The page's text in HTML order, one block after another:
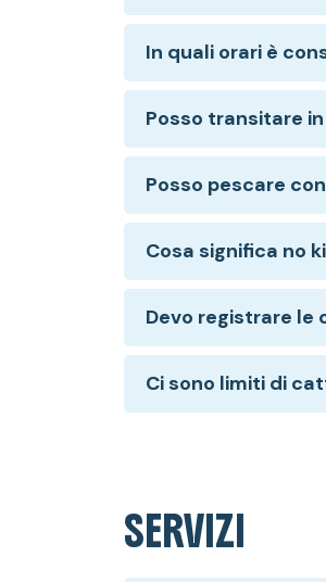
In quali orari è
Posso transitare
Posso pescare
Cosa significa no
Devo registrare le
Ci sono limiti di
SERVIZI